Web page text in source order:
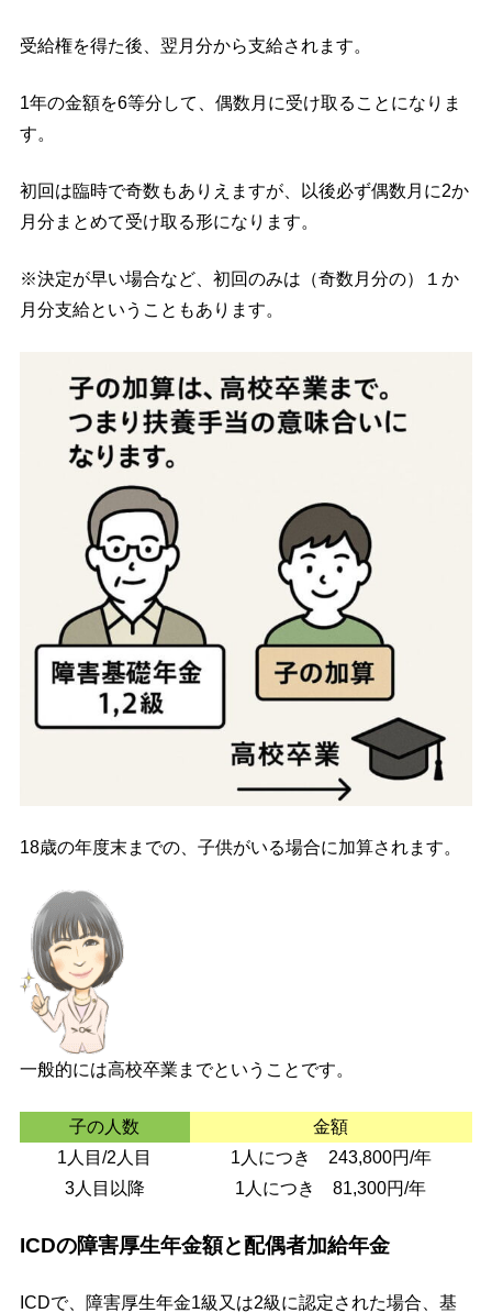
受給権を得た後、翌月分から支給されます。
1年の金額を6等分して、偶数月に受け取ることになりま
す。
初回は臨時で奇数もありえますが、以後必ず偶数月に2か
月分まとめて受け取る形になります。
※決定が早い場合など、初回のみは（奇数月分の）１か
月分支給ということもあります。
18歳の年度末までの、子供がいる場合に加算されます。
一般的には高校卒業までということです。
子の人数
金額
1人目/2人目
1人につき 243,800円/年
3人目以降
1人につき 81,300円/年
ICDの障害厚生年金額と配偶者加給年金
ICDで、障害厚生年金1級又は2級に認定された場合、基